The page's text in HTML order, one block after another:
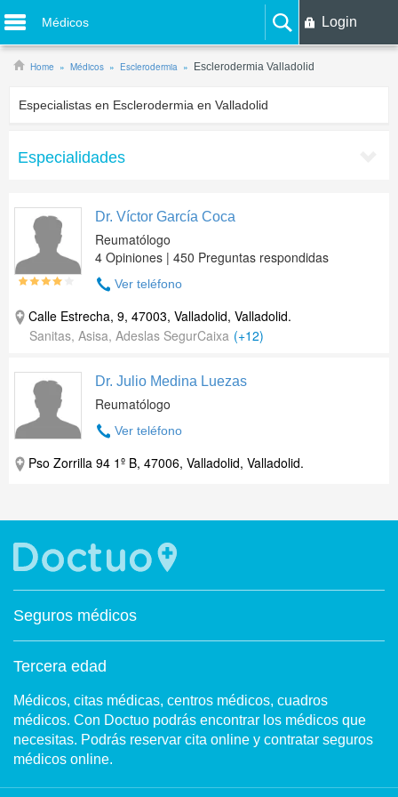
Médicos Login
Home Médicos Esclerodermia Esclerodermia Valladolid
Especialistas en Esclerodermia en Valladolid
Especialidades
Dr. Víctor García Coca
Reumatólogo
4 Opiniones | 450 Preguntas respondidas
Ver teléfono
Calle Estrecha, 9, 47003, Valladolid, Valladolid.
Sanitas, Asisa, Adeslas SegurCaixa (+12)
Dr. Julio Medina Luezas
Reumatólogo
Ver teléfono
Pso Zorrilla 94 1º B, 47006, Valladolid, Valladolid.
Seguros médicos
Tercera edad
Médicos, citas médicas, centros médicos, cuadros
médicos. Con Doctuo podrás encontrar los médicos que
necesitas. Podrás reservar cita online y contratar seguros
médicos online.